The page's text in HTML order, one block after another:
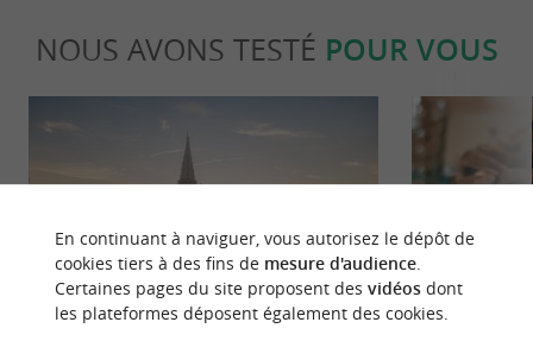
NOUS AVONS TESTÉ POUR VOUS
Culturelle
En continuant à naviguer, vous autorisez le dépôt de
cookies tiers à des fins de mesure d'audience.
Certaines pages du site proposent des vidéosdont
les plateformes déposent également des cookies.